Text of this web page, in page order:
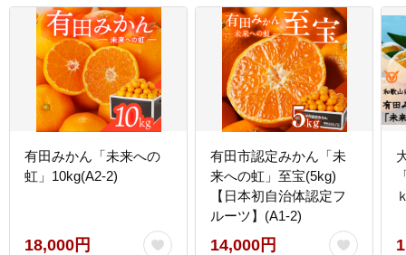
有田みかん「未来への
虹」10kg(A2-2)
18,000円
有田市認定みかん「未
来への虹」至宝(5kg)
【日本初自治体認定フ
ルーツ】(A1-2)
14,000円